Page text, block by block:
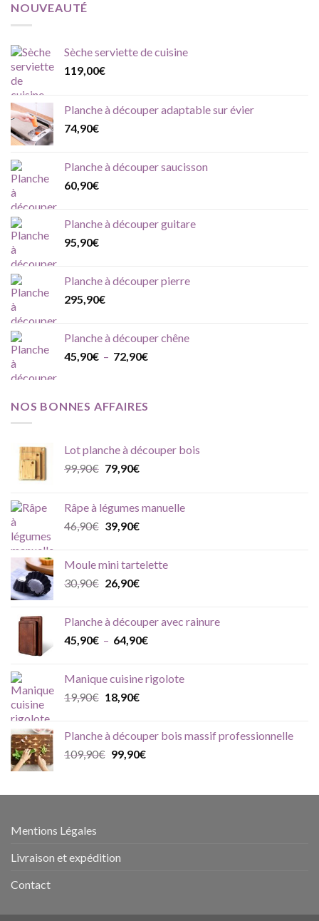
NOUVEAUTÉ
Sèche serviette de cuisine
119,00€
Planche à découper adaptable sur évier
74,90€
Planche à découper saucisson
60,90€
Planche à découper guitare
95,90€
Planche à découper pierre
295,90€
Planche à découper chêne
45,90€ – 72,90€Plage
NOS BONNES AFFAIRES
Lot planche à découper bois
99,90€ Le
était :
99,90€.
79,90€Le
est :
79,90€.
Râpe à légumes manuelle
46,90€ Le
était :
46,90€.
39,90€Le
est :
39,90€.
Moule mini tartelette
30,90€ Le
était :
30,90€.
26,90€Le
est :
26,90€.
Planche à découper avec rainure
45,90€ – 64,90€Plage
45,90€
Manique cuisine rigolote
19,90€ Le
était :
19,90€.
18,90€Le
est :
18,90€.
Planche à découper bois massif professionnelle
109,90€ Le
était :
99,90€Le
est :
Mentions Légales
Livraison et expédition
Contact